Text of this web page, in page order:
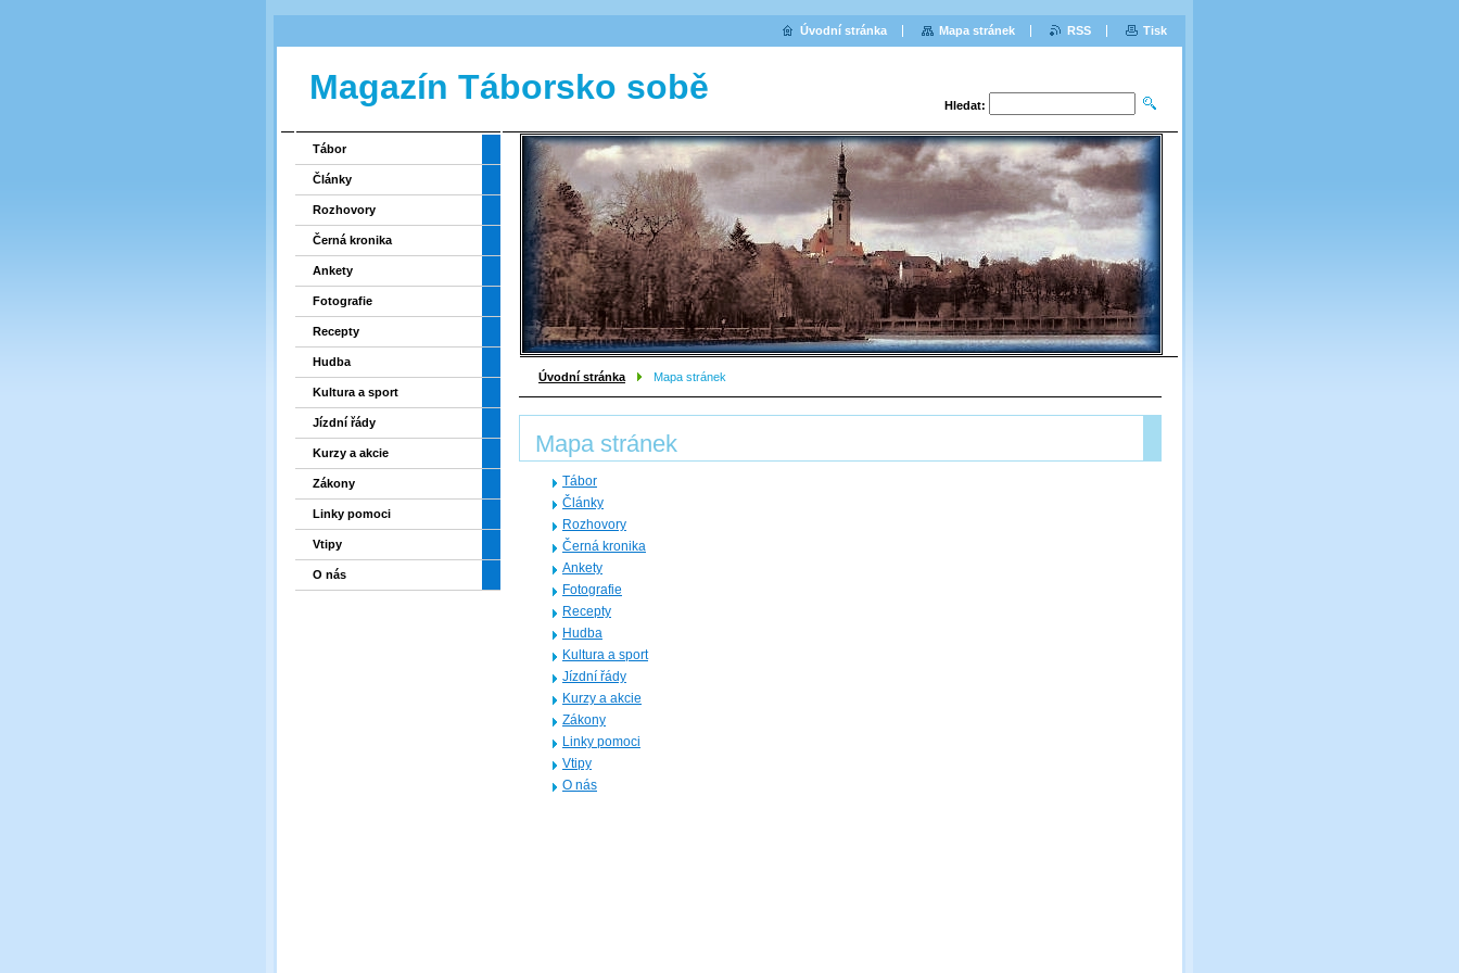
Magazín Táborsko sobě Hledat:
Úvodní stránka Mapa stránek
Mapa stránek
Tábor
Články
Rozhovory
Černá kronika
Ankety
Fotografie
Recepty
Hudba
Kultura a sport
Jízdní řády
Kurzy a akcie
Zákony
Linky pomoci
Vtipy
O nás
Tábor
Články
Rozhovory
Černá kronika
Ankety
Fotografie
Recepty
Hudba
Kultura a sport
Jízdní řády
Kurzy a akcie
Zákony
Linky pomoci
Vtipy
O nás
Úvodní stránka Mapa stránek RSS Tisk